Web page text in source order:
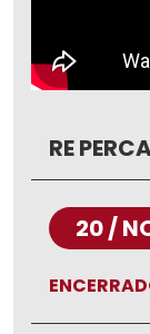
RE
20 /